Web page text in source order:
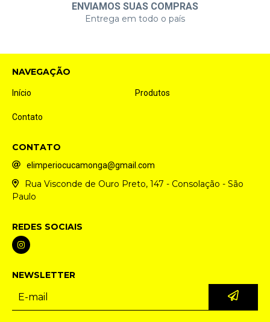
ENVIAMOS SUAS COMPRAS
Entrega em todo o país
NAVEGAÇÃO
Início Produtos
Contato
CONTATO
elimperiocucamonga@gmail.com
Rua Visconde de Ouro Preto, 147 - Consolação - São
Paulo
REDES SOCIAIS
NEWSLETTER